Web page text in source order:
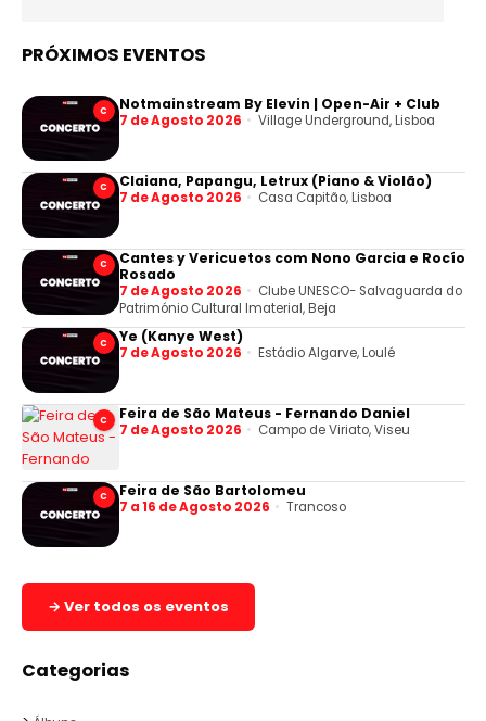
PRÓXIMOS EVENTOS
C Notmainstream By Elevin | Open-Air + Club
7 de Agosto 2026 Village Underground, Lisboa
C Claiana, Papangu, Letrux (Piano & Violão)
7 de Agosto 2026 Casa Capitão, Lisboa
C
Cantes y Vericuetos com Nono Garcia e Rocío
Rosado
7 de Agosto 2026
Clube UNESCO- Salvaguarda do
Património Cultural Imaterial, Beja
C Ye (Kanye West)
7 de Agosto 2026 Estádio Algarve, Loulé
C Feira de São Mateus - Fernando Daniel
7 de Agosto 2026 Campo de Viriato, Viseu
C Feira de São Bartolomeu
7 a 16 de Agosto 2026 Trancoso
→ Ver todos os eventos
Categorias